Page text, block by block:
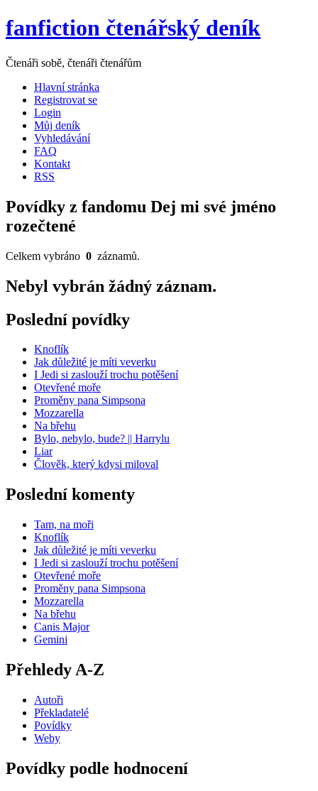
fanfiction čtenářský deník
Čtenáři sobě, čtenáři čtenářům
Hlavní stránka
Registrovat se
Login
Můj deník
Vyhledávání
FAQ
Kontakt
RSS
Povídky z fandomu Dej mi své jméno
rozečtené
Celkem vybráno 0 záznamů.
Nebyl vybrán žádný záznam.
Poslední povídky
Knoflík
Jak důležité je míti veverku
I Jedi si zaslouží trochu potěšení
Otevřené moře
Proměny pana Simpsona
Mozzarella
Na břehu
Bylo, nebylo, bude? || Harrylu
Liar
Člověk, který kdysi miloval
Poslední komenty
Tam, na moři
Knoflík
Jak důležité je míti veverku
I Jedi si zaslouží trochu potěšení
Otevřené moře
Proměny pana Simpsona
Mozzarella
Na břehu
Canis Major
Gemini
Přehledy A-Z
Autoři
Překladatelé
Povídky
Weby
Povídky podle hodnocení